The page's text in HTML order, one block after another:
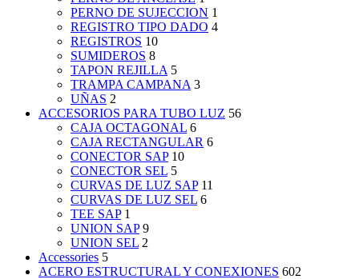
PERNO DE SUJECCION 1
REGISTRO TIPO DADO 4
REGISTROS 10
SUMIDEROS 8
TAPON REJILLA 5
TRAMPA CAMPANA 3
UÑAS 2
ACCESORIOS PARA TUBO LUZ 56
CAJA OCTAGONAL 6
CAJA RECTANGULAR 6
CONECTOR SAP 10
CONECTOR SEL 5
CURVAS DE LUZ SAP 11
CURVAS DE LUZ SEL 6
TEE SAP 1
UNION SAP 9
UNION SEL 2
Accessories 5
ACERO ESTRUCTURAL Y CONEXIONES 602